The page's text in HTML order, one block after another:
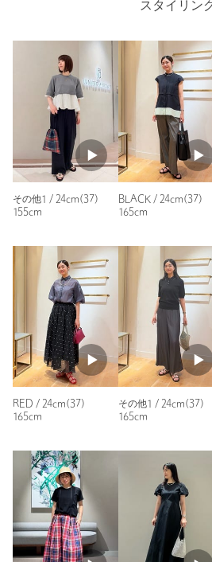
1731-6-000045
サイズは、ワンサイズ小さめで、丁
50代前半
159cm
普段の着用サイズ： 23.5cm
3人が参考になったと回答
参考になった
ニックネーム： Tim
投稿日： 2026年7月1日
購入サイズ：
｜
購入カラー：RED
購入商品のサイズ感：
ちょうどよい
昨年ピンクを買っていて、履いてる
呼されて嬉しかったので今年も色違
歩いてても楽で、可愛いデザインで
一足です
性別：
身長：165cm
普段の着用サイズ：
24.5cm
2人が参考になったと回答
参考になった
スタイリン
その他1 / 24cm(37)
155cm
BLACK / 24cm(37)
165cm
RED / 24cm(37)
165cm
その他1 / 24cm(37)
165cm